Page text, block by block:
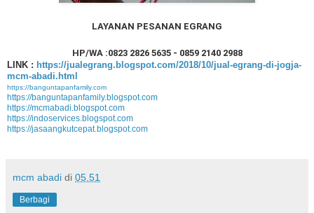
LAYANAN PESANAN EGRANG
HP/WA :0823 2826 5635 - 0859 2140 2988
LINK : https://jualegrang.blogspot.com/2018/10/jual-egrang-di-jogja-
mcm-abadi.html
https://banguntapanfamily.com
https://banguntapanfamily.blogspot.com
https://mcmabadi.blogspot.com
https://indoservices.blogspot.com
https://jasaangkutcepat.blogspot.com
mcm abadi di 05.51
Berbagi